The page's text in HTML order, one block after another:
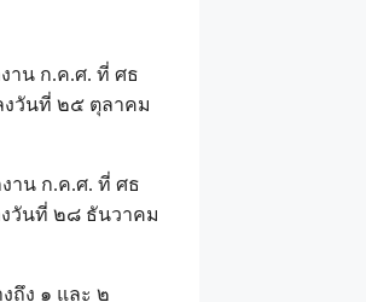
าน ก.ค.ศ. ที่ ศธ
วันที่ ๒๕ ตุลาคม
าน ก.ค.ศ. ที่ ศธ
วันที่ ๒๘ ธันวาคม
ถึง ๑ และ ๒